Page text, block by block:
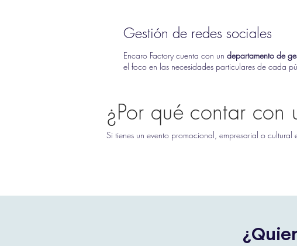
Gestión de redes sociales
Encaro Factory cuenta con un departamento de
el foco en las necesidades particulares de cada
¿Por qué contar con
Si tienes un evento promocional, empresarial o